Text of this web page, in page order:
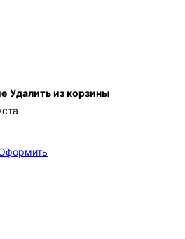
Удалить из корзины